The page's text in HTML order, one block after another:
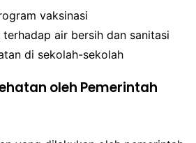
vaksinasi
terhadap air bersih dan sanitasi
di sekolah-sekolah
oleh Pemerintah